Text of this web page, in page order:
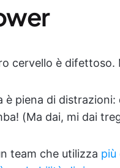
cervello è
è piena di
(Ma dai, mi dai
team che utilizza più